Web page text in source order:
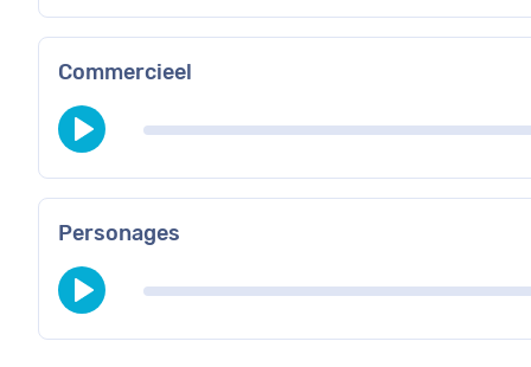
Commercieel
Personages